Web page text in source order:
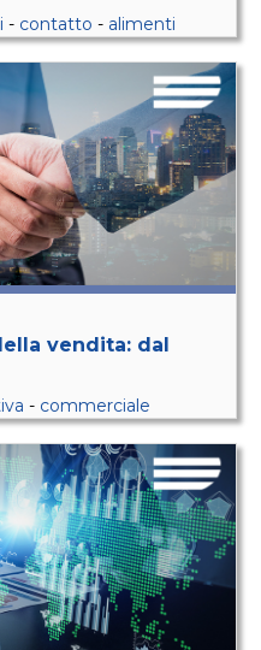
- contatto - alimenti
vendita: dal
- commerciale